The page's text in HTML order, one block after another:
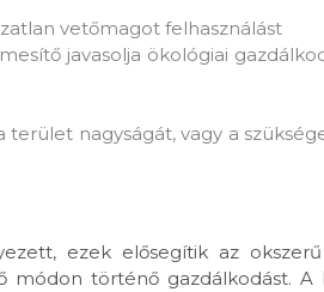
vetőmagot felhasználást
javasolja ökológiai
nagyságát, vagy a
ezek elősegítik az
módon történő gazdálkodást.